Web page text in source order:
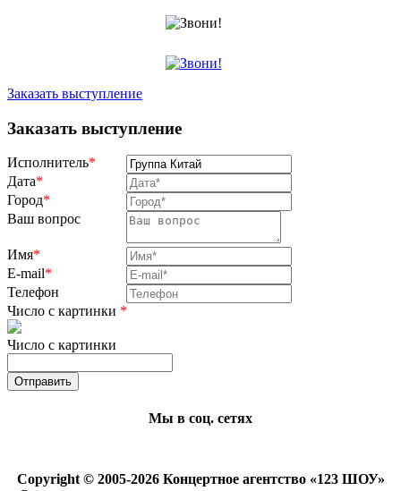
Заказать выступление
Заказать выступление
Исполнитель*
Дата*
Город*
Ваш вопрос
Имя*
E-mail*
Телефон
Число с картинки *
Число с картинки
Мы в соц. сетях
Copyright © 2005-2026 Концертное агентство «123 ШОУ»